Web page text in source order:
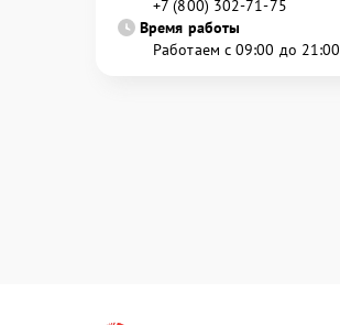
+7 (800) 302-71-75
Время работы
Работаем с 09:00 до 21:00